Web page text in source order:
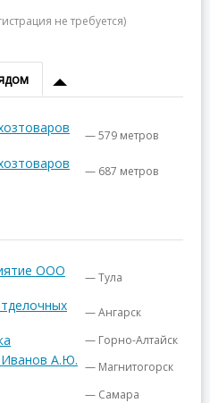
не требуется)
— 579 метров
— 687 метров
ООО
— Тула
— Ангарск
— Горно-Алтайск
Иванов А.Ю. — Магнитогорск
— Самара